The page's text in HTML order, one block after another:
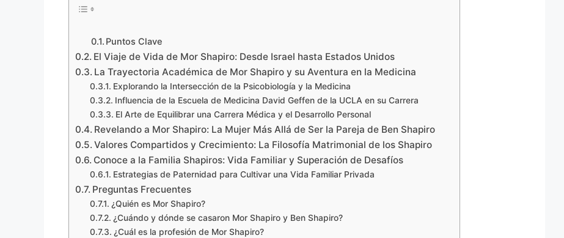
Puntos Clave
El Viaje de Vida de Mor Shapiro: Desde Israel hasta Estados Unidos
La Trayectoria Académica de Mor Shapiro y su Aventura en la Medicina
Explorando la Intersección de la Psicobiología y la Medicina
Influencia de la Escuela de Medicina David Geffen de la UCLA en su Carrera
El Arte de Equilibrar una Carrera Médica y el Desarrollo Personal
Revelando a Mor Shapiro: La Mujer Más Allá de Ser la Pareja de Ben Shapiro
Valores Compartidos y Crecimiento: La Filosofía Matrimonial de los Shapiro
Conoce a la Familia Shapiros: Vida Familiar y Superación de Desafíos
Estrategias de Paternidad para Cultivar una Vida Familiar Privada
Preguntas Frecuentes
¿Quién es Mor Shapiro?
¿Cuándo y dónde se casaron Mor Shapiro y Ben Shapiro?
¿Cuál es la profesión de Mor Shapiro?